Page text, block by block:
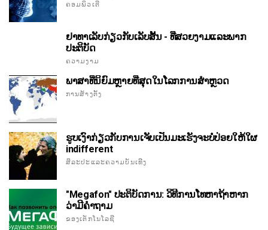
ຄອມພິວເຕີ
ຢາທາເລັບກ່ຽວກັບເລັບສັ້ນ - ທີ່ສວຍງາມແລະພາກ
ປະຕິບັດ
ຄວາມງາມ
ພາສາທີ່ນິຍົມຫຼາຍທີ່ສຸດໃນໂລກການສໍາຫຼວດ
ການສ້າງຕັ້ງ
ຮູບເງົາກ່ຽວກັບການເຈັບເປັນມະເຮັງຈະບໍ່ປ່ອຍໃຫ້ໃຜ
indifferent
ສິລະປະແລະຄວາມບັນເທີງ
"Megafon" ປະຕິບັດການ: ວິທີການໂທຫາຖ້າຫາກ
ວ່າມີຄໍາຖາມ
ຂອງເຕັກໂນໂລຊີ